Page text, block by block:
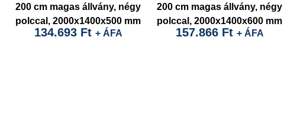
200 cm magas állvány, négy
polccal, 2000x1400x500 mm
134.693 Ft + ÁFA
200 cm magas állvány, négy
polccal, 2000x1400x600 mm
157.866 Ft + ÁFA